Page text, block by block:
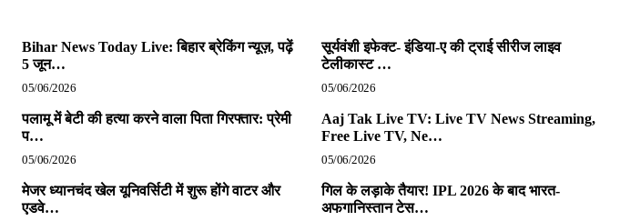
Bihar News Today Live: बिहार ब्रेकिंग न्यूज़, पढ़ें
5 जून…
05/06/2026
सूर्यवंशी इफेक्ट- इंडिया-ए की ट्राई सीरीज लाइव
टेलीकास्ट …
05/06/2026
पलामू में बेटी की हत्या करने वाला पिता गिरफ्तार: प्रेमी
प…
05/06/2026
Aaj Tak Live TV: Live TV News Streaming,
Free Live TV, Ne…
05/06/2026
मेजर ध्यानचंद खेल यूनिवर्सिटी में शुरू होंगे वाटर और
एडवे…
गिल के लड़ाके तैयार! IPL 2026 के बाद भारत-
अफगानिस्तान टेस…